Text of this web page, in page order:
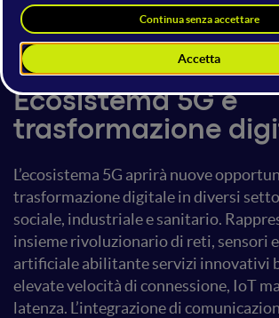
21 novembre 202015:30 -
Digital Transformation
Ecosistema 5G e
trasformazione
L’ecosistema 5G aprirà nuove
trasformazione digitale in diversi
sociale, industriale e sanitario.
insieme rivoluzionario di reti, sensori
artificiale abilitante servizi innovativi
elevate velocità di connessione, IoT
latenza. L’integrazione di